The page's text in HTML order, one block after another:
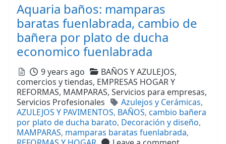
Aquaria baños: mamparas
baratas fuenlabrada, cambio de
bañera por plato de ducha
economico fuenlabrada
Posted
9 years ago Categories
BAÑOS Y AZULEJOS,
comercios y tiendas, EMPRESAS HOGAR Y
REFORMAS, MAMPARAS, Servicios para empresas,
Servicios Profesionales
Tags
Azulejos y Cerámicas,
AZULEJOS Y PAVIMENTOS, BAÑOS, cambio bañera
por plato de ducha barato, Decoración y diseño,
MAMPARAS, mamparas baratas fuenlabrada,